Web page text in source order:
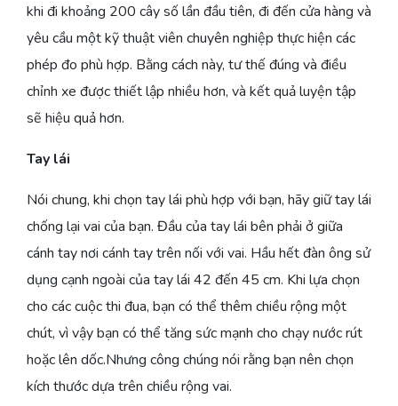
khi đi khoảng 200 cây số lần đầu tiên, đi đến cửa hàng và
yêu cầu một kỹ thuật viên chuyên nghiệp thực hiện các
phép đo phù hợp. Bằng cách này, tư thế đúng và điều
chỉnh xe được thiết lập nhiều hơn, và kết quả luyện tập
sẽ hiệu quả hơn.
Tay lái
Nói chung, khi chọn tay lái phù hợp với bạn, hãy giữ tay lái
chống lại vai của bạn. Đầu của tay lái bên phải ở giữa
cánh tay nơi cánh tay trên nối với vai. Hầu hết đàn ông sử
dụng cạnh ngoài của tay lái 42 đến 45 cm. Khi lựa chọn
cho các cuộc thi đua, bạn có thể thêm chiều rộng một
chút, vì vậy bạn có thể tăng sức mạnh cho chạy nước rút
hoặc lên dốc.Nhưng công chúng nói rằng bạn nên chọn
kích thước dựa trên chiều rộng vai.